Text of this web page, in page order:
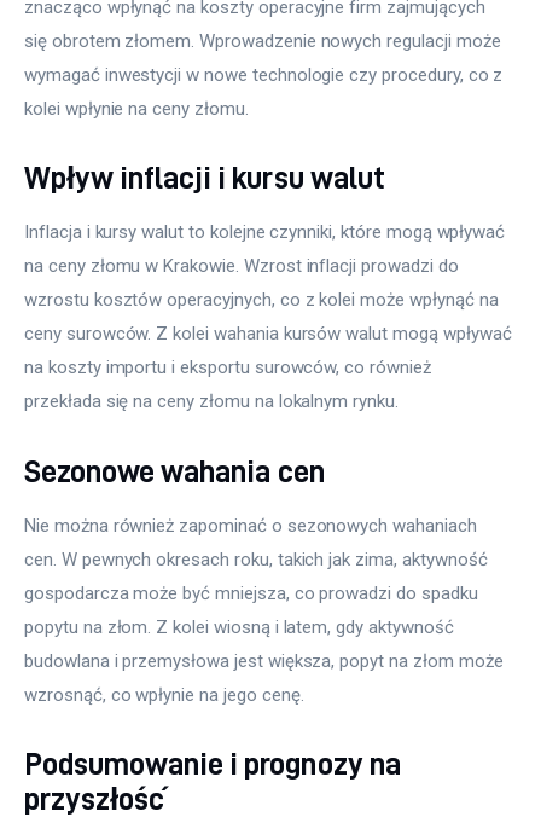
znacząco wpłynąć na koszty operacyjne firm zajmujących
się obrotem złomem. Wprowadzenie nowych regulacji może
wymagać inwestycji w nowe technologie czy procedury, co z
kolei wpłynie na ceny złomu.
Wpływ inflacji i kursu walut
Inflacja i kursy walut to kolejne czynniki, które mogą wpływać
na ceny złomu w Krakowie. Wzrost inflacji prowadzi do
wzrostu kosztów operacyjnych, co z kolei może wpłynąć na
ceny surowców. Z kolei wahania kursów walut mogą wpływać
na koszty importu i eksportu surowców, co również
przekłada się na ceny złomu na lokalnym rynku.
Sezonowe wahania cen
Nie można również zapominać o sezonowych wahaniach
cen. W pewnych okresach roku, takich jak zima, aktywność
gospodarcza może być mniejsza, co prowadzi do spadku
popytu na złom. Z kolei wiosną i latem, gdy aktywność
budowlana i przemysłowa jest większa, popyt na złom może
wzrosnąć, co wpłynie na jego cenę.
Podsumowanie i prognozy na
przyszłość